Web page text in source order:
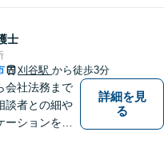
【駐車場完
士
刈谷駅 から徒歩3分
会社法務まで
談者との細や
ションを大
詳細を見
る